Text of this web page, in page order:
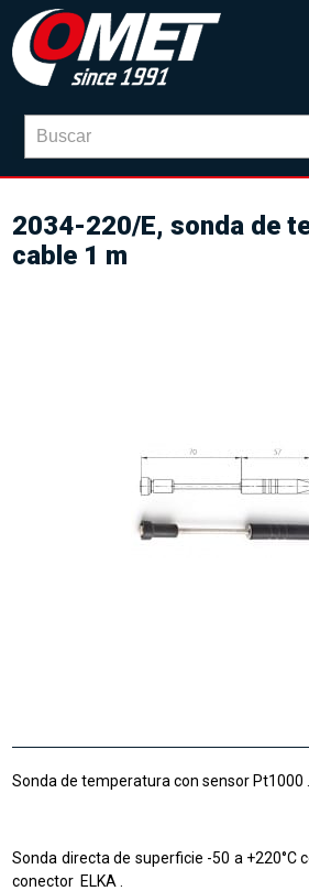
2034-220/E, sonda de
cable 1 m
Sonda de temperatura con sensor Pt1000 .
Sonda directa de superficie -50 a +220°C
conector ELKA .